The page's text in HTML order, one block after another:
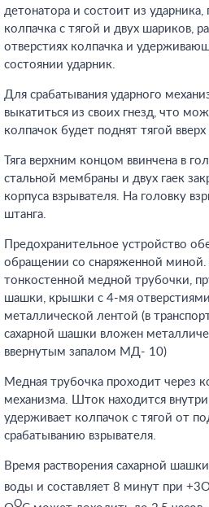
детонатора и состоит из
колпачка с тягой и двух шариков,
отверстиях колпачка и
состоянии ударник.
Для срабатывания ударного
выкатиться из своих гнезд, что
колпачок будет поднят тягой
Тяга верхним концом ввинчена в
стальной мембраны и двух гаек
корпуса взрывателя. На головку
штанга.
Предохранительное устройство
обращении со снаряженной миной.
тонкостенной медной трубочки,
шашки, крышки с 4-мя
металлической лентой (в
сахарной шашки вложен
ввернутым запалом МД- 10)
Медная трубочка проходит через
механизма. Шток находится
удерживает колпачок с тягой от
срабатыванию взрывателя.
Время растворения сахарной
воды и составляет 8 минут при
О